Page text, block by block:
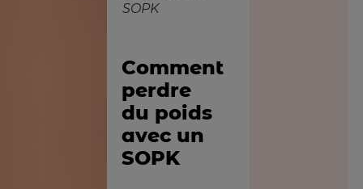
SOPK
Comment
perdre
du poids
avec un
SOPK